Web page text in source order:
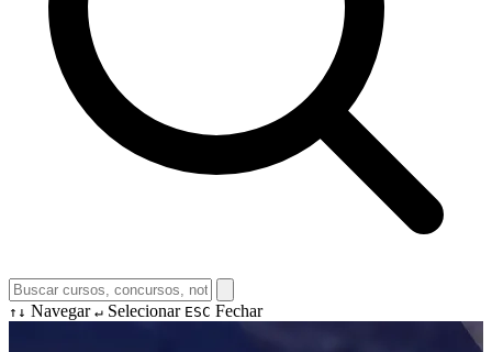
↑↓ Navegar ↵ Selecionar ESC Fechar